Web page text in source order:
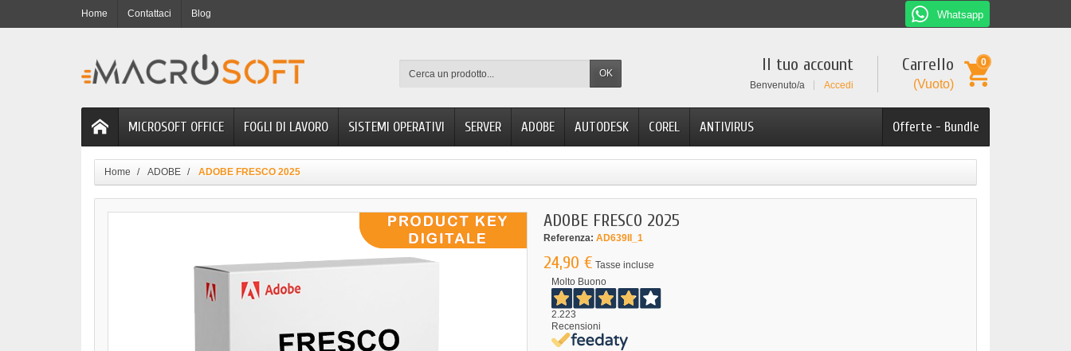
Home Contattaci Blog Whatsapp
OK Carrello
(Vuoto)
0
Il tuo account
Benvenuto/a Accedi
Offerte - Bundle
MICROSOFT OFFICE FOGLI DI LAVORO SISTEMI OPERATIVI SERVER ADOBE AUTODESK COREL ANTIVIRUS
Home ADOBE ADOBE FRESCO 2025
ADOBE FRESCO 2025
Referenza: AD639II_1
24,90 € Tasse incluse
Molto Buono
2.223
Recensioni